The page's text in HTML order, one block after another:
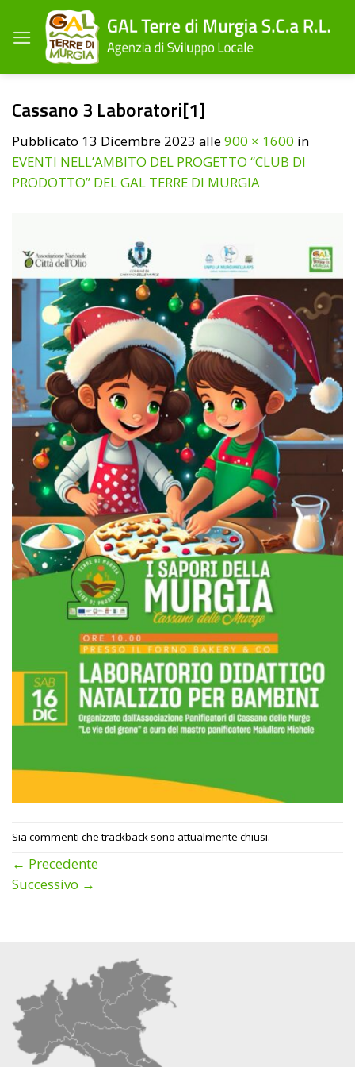
contenuti
Cassano 3 Laboratori[1]
Pubblicato 13 Dicembre 2023 alle900 × 1600 in
EVENTI NELL’AMBITO DEL PROGETTO “CLUB DI
PRODOTTO” DEL GAL TERRE DI MURGIA
Sia commenti che trackback sono attualmente chiusi.
← Precedente
Successivo →